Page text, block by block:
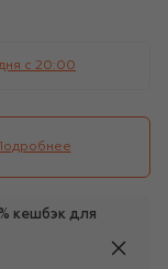
c 20:00
кешбэк для